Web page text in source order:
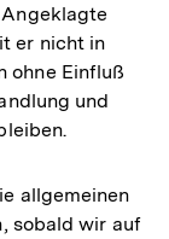
er nicht in
ohne Einfluß
und
allgemeinen
sobald wir auf